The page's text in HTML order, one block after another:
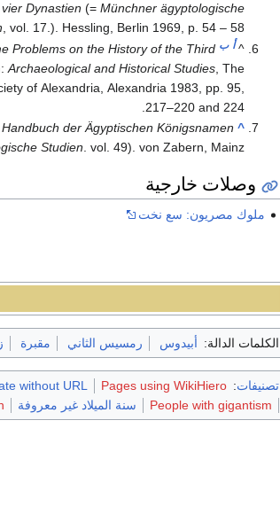
Dynastien (=Münchner ägyptologische
, vol. 17.). Hessling, Berlin 1969, p. 54 – 58.
^أ ب Problems on the History of the Third
Archaeological and Historical Studies , The
of Alexandria, Alexandria 1983, pp. 95,
217–220 and 224.
^
Handbuch der Ägyptischen Königsnamen
Studien . vol. 49). von Zabern, Mainz
وصلات خارجية
ملوك مصريون: سع نخت
الكلمات الدالة: أبيدوس رمسيس الثاني مقبرة
تصنيفات:
Pages using WikiHiero
without URL
People with gigantism
سنة الميلاد غير معروفة